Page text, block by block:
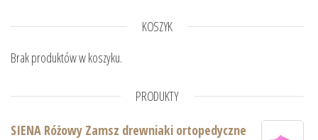
KOSZYK
Brak produktów w koszyku.
PRODUKTY
SIENA Różowy Zamsz drewniaki ortopedyczne